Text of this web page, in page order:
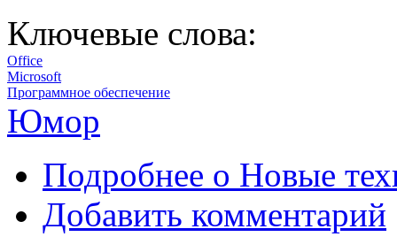
Ключевые слова:
Office
Microsoft
Программное обеспечение
Юмор
Подробнее о Новые
Добавить комментарий